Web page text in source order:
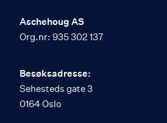
Aschehoug AS
Org.nr: 935 302 137
Besøksadresse:
Sehesteds gate 3
0164 Oslo